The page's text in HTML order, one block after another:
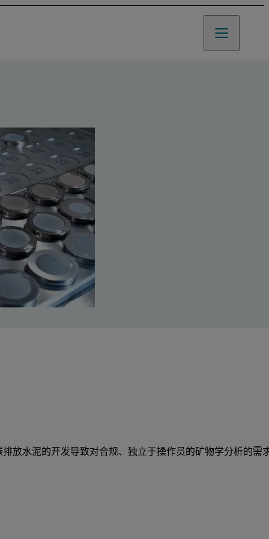
放水泥的开发导致对合规、独立于操作员的矿物学分析的需